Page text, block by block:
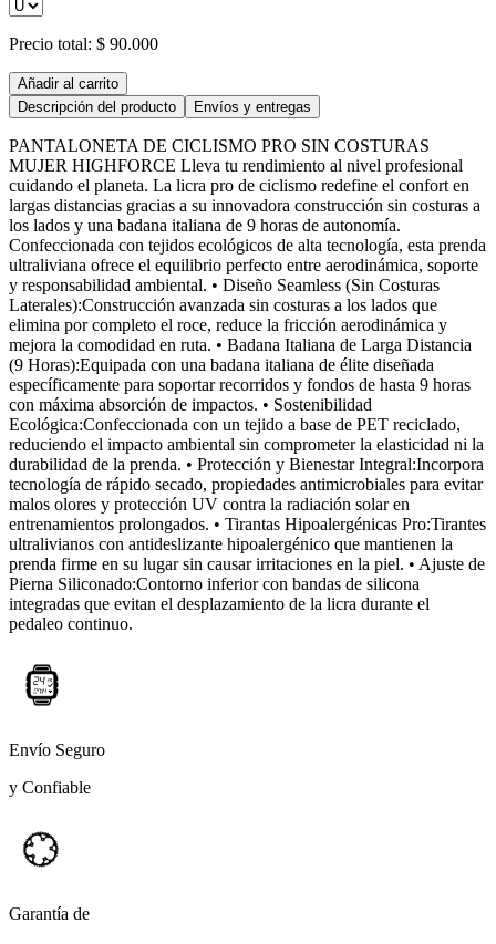
Precio total: $ 90.000
Añadir al carrito
Descripción del producto
Envíos y entregas
PANTALONETA DE CICLISMO PRO SIN COSTURAS
MUJER HIGHFORCE Lleva tu rendimiento al nivel profesional
cuidando el planeta. La licra pro de ciclismo redefine el confort en
largas distancias gracias a su innovadora construcción sin costuras a
los lados y una badana italiana de 9 horas de autonomía.
Confeccionada con tejidos ecológicos de alta tecnología, esta prenda
ultraliviana ofrece el equilibrio perfecto entre aerodinámica, soporte
y responsabilidad ambiental. • Diseño Seamless (Sin Costuras
Laterales):Construcción avanzada sin costuras a los lados que
elimina por completo el roce, reduce la fricción aerodinámica y
mejora la comodidad en ruta. • Badana Italiana de Larga Distancia
(9 Horas):Equipada con una badana italiana de élite diseñada
específicamente para soportar recorridos y fondos de hasta 9 horas
con máxima absorción de impactos. • Sostenibilidad
Ecológica:Confeccionada con un tejido a base de PET reciclado,
reduciendo el impacto ambiental sin comprometer la elasticidad ni la
durabilidad de la prenda. • Protección y Bienestar Integral:Incorpora
tecnología de rápido secado, propiedades antimicrobiales para evitar
malos olores y protección UV contra la radiación solar en
entrenamientos prolongados. • Tirantas Hipoalergénicas Pro:Tirantes
ultralivianos con antideslizante hipoalergénico que mantienen la
prenda firme en su lugar sin causar irritaciones en la piel. • Ajuste de
Pierna Siliconado:Contorno inferior con bandas de silicona
integradas que evitan el desplazamiento de la licra durante el
pedaleo continuo.
Envío Seguro
y Confiable
Garantía de